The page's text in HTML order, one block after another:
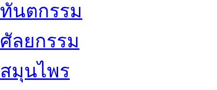
ทันตกรรม
ศัลยกรรม
สมุนไพร